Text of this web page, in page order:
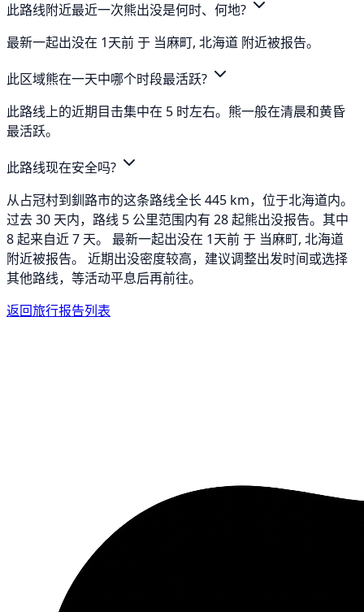
此路线附近最近一次熊出没是何时、何地?
最新一起出没在 1天前 于 当麻町, 北海道 附近被报告。
此区域熊在一天中哪个时段最活跃?
此路线上的近期目击集中在 5 时左右。熊一般在清晨和黄昏
最活跃。
此路线现在安全吗?
从占冠村到釧路市的这条路线全长 445 km，位于北海道内。
过去 30 天内，路线 5 公里范围内有 28 起熊出没报告。其中
8 起来自近 7 天。 最新一起出没在 1天前 于 当麻町, 北海道
附近被报告。 近期出没密度较高，建议调整出发时间或选择
其他路线，等活动平息后再前往。
返回旅行报告列表